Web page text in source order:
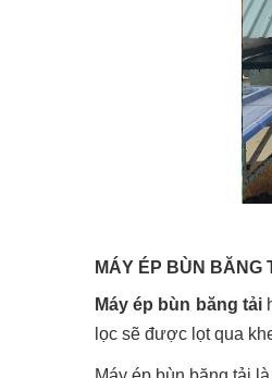
MÁY ÉP BÙN BĂNG
Máy ép bùn băng tải
lọc sẽ được lọt qua